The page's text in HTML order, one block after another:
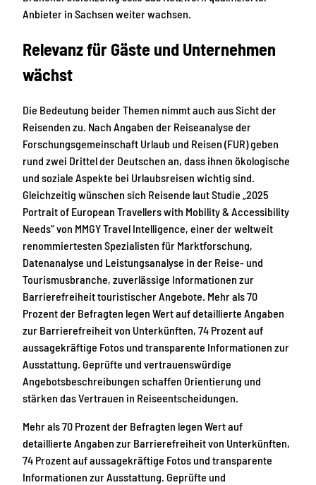
Anbieter in Sachsen weiter wachsen.
Relevanz für Gäste und Unternehmen
wächst
Die Bedeutung beider Themen nimmt auch aus Sicht der
Reisenden zu. Nach Angaben der Reiseanalyse der
Forschungsgemeinschaft Urlaub und Reisen (FUR) geben
rund zwei Drittel der Deutschen an, dass ihnen ökologische
und soziale Aspekte bei Urlaubsreisen wichtig sind.
Gleichzeitig wünschen sich Reisende laut Studie „2025
Portrait of European Travellers with Mobility & Accessibility
Needs” von MMGY Travel Intelligence, einer der weltweit
renommiertesten Spezialisten für Marktforschung,
Datenanalyse und Leistungsanalyse in der Reise- und
Tourismusbranche, zuverlässige Informationen zur
Barrierefreiheit touristischer Angebote. Mehr als 70
Prozent der Befragten legen Wert auf detaillierte Angaben
zur Barrierefreiheit von Unterkünften, 74 Prozent auf
aussagekräftige Fotos und transparente Informationen zur
Ausstattung. Geprüfte und vertrauenswürdige
Angebotsbeschreibungen schaffen Orientierung und
stärken das Vertrauen in Reiseentscheidungen.
Mehr als 70 Prozent der Befragten legen Wert auf
detaillierte Angaben zur Barrierefreiheit von Unterkünften,
74 Prozent auf aussagekräftige Fotos und transparente
Informationen zur Ausstattung. Geprüfte und